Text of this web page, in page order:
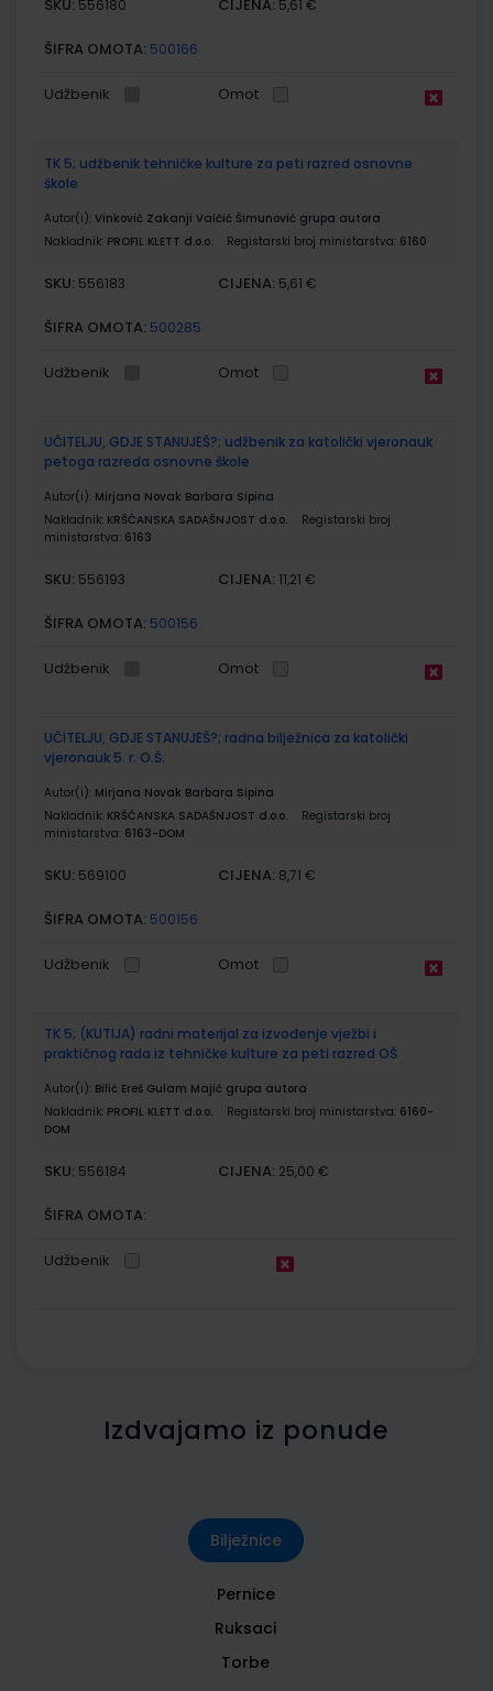
SKU: 556180 CIJENA: 5,61 €
ŠIFRA OMOTA: 500166
Udžbenik Omot
TK 5; udžbenik tehničke kulture za peti razred osnovne
škole
Autor(i): Vinković Zakanji Valčić Šimunović grupa autora
Nakladnik: PROFIL KLETT d.o.o. Registarski broj ministarstva: 6160
SKU: 556183 CIJENA: 5,61 €
ŠIFRA OMOTA: 500285
Udžbenik Omot
UČITELJU, GDJE STANUJEŠ?; udžbenik za katolički vjeronauk
petoga razreda osnovne škole
Autor(i): Mirjana Novak Barbara Sipina
Nakladnik: KRŠĆANSKA SADAŠNJOST d.o.o.
Registarski broj
ministarstva: 6163
SKU: 556193 CIJENA: 11,21 €
ŠIFRA OMOTA: 500156
Udžbenik Omot
UČITELJU, GDJE STANUJEŠ?; radna bilježnica za katolički
vjeronauk 5. r. O.Š.
Autor(i): Mirjana Novak Barbara Sipina
Nakladnik: KRŠĆANSKA SADAŠNJOST d.o.o.
Registarski broj
ministarstva: 6163-DOM
SKU: 569100 CIJENA: 8,71 €
ŠIFRA OMOTA: 500156
Udžbenik Omot
TK 5; (KUTIJA) radni materijal za izvođenje vježbi i
praktičnog rada iz tehničke kulture za peti razred OŠ
Autor(i): Bilić Ereš Gulam Majić grupa autora
Nakladnik: PROFIL KLETT d.o.o. Registarski broj ministarstva: 6160-
DOM
SKU: 556184 CIJENA: 25,00 €
ŠIFRA OMOTA:
Udžbenik
Izdvajamo iz ponude
Bilježnice
Pernice
Ruksaci
Torbe